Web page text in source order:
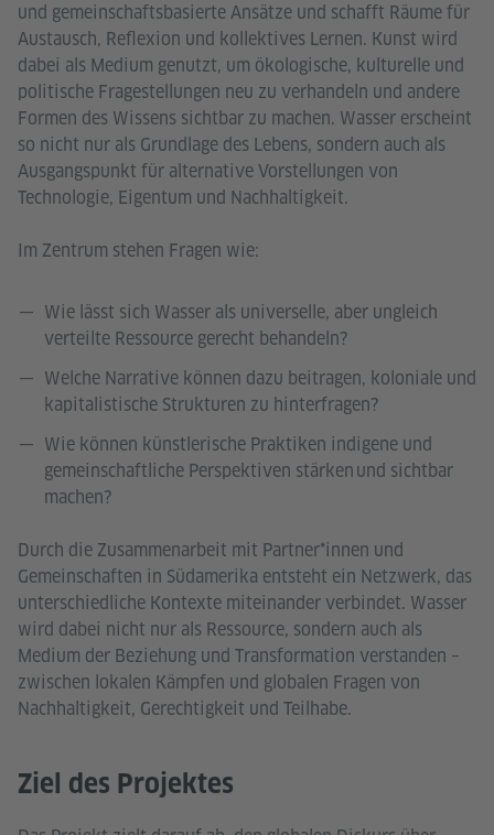
und gemeinschaftsbasierte Ansätze und schafft Räume für
Austausch, Reflexion und kollektives Lernen. Kunst wird
dabei als Medium genutzt, um ökologische, kulturelle und
politische Fragestellungen neu zu verhandeln und andere
Formen des Wissens sichtbar zu machen. Wasser erscheint
so nicht nur als Grundlage des Lebens, sondern auch als
Ausgangspunkt für alternative Vorstellungen von
Technologie, Eigentum und Nachhaltigkeit.
Im Zentrum stehen Fragen wie:
Wie lässt sich Wasser als universelle, aber ungleich
verteilte Ressource gerecht behandeln?
Welche Narrative können dazu beitragen, koloniale und
kapitalistische Strukturen zu hinterfragen?
Wie können künstlerische Praktiken indigene und
gemeinschaftliche Perspektiven stärken und sichtbar
machen?
Durch die Zusammenarbeit mit Partner*innen und
Gemeinschaften in Südamerika entsteht ein Netzwerk, das
unterschiedliche Kontexte miteinander verbindet. Wasser
wird dabei nicht nur als Ressource, sondern auch als
Medium der Beziehung und Transformation verstanden –
zwischen lokalen Kämpfen und globalen Fragen von
Nachhaltigkeit, Gerechtigkeit und Teilhabe.
Ziel des Projektes